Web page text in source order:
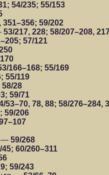
54/235; 55/153
351–356; 59/202
53/217, 228; 58/207–208,
57/121
166–168; 55/169
55/119
58/28
59/71
53–70, 78, 88; 58/276–284,
59/206
— 59/268
45; 60/260–311
59/243